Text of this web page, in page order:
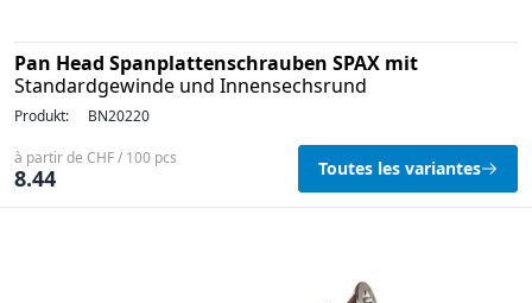
Pan Head Spanplattenschrauben SPAX mit
Standardgewinde und Innensechsrund
Produkt: BN20220
à partir de CHF / 100 pcs
8.44 Toutes les variantes